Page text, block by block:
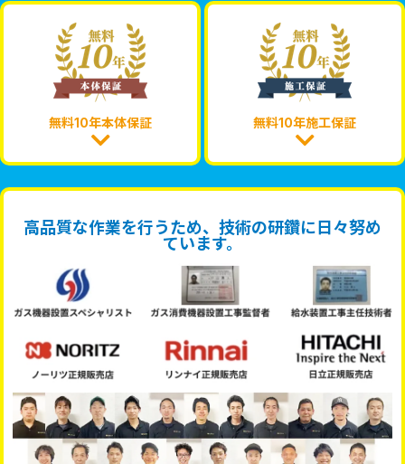
無料10年本体保証 無料10年施工保証
高品質な作業を行うため、技術の研鑽に日々努め
ています。